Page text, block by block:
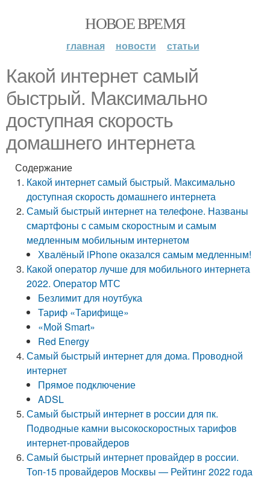
НОВОЕ ВРЕМЯ
главная новости статьи
Какой интернет самый
быстрый. Максимально
доступная скорость
домашнего интернета
Содержание
Какой интернет самый быстрый. Максимально
доступная скорость домашнего интернета
Самый быстрый интернет на телефоне. Названы
смартфоны с самым скоростным и самым
медленным мобильным интернетом
Хвалёный iPhone оказался самым медленным!
Какой оператор лучше для мобильного интернета
2022. Оператор МТС
Безлимит для ноутбука
Тариф «Тарифище»
«Мой Smart»
Red Energy
Самый быстрый интернет для дома. Проводной
интернет
Прямое подключение
ADSL
Самый быстрый интернет в россии для пк.
Подводные камни высокоскоростных тарифов
интернет-провайдеров
Самый быстрый интернет провайдер в россии.
Топ-15 провайдеров Москвы — Рейтинг 2022 года